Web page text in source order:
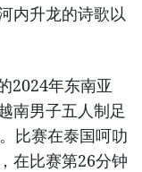
内升龙的诗歌以
2024年东南亚
南男子五人制足
比赛在泰国呵叻
在比赛第26分钟